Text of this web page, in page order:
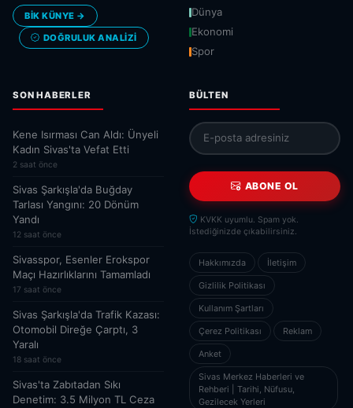
BİK KÜNYE →
DOĞRULUK ANALIZI
Dünya
Ekonomi
Spor
SON HABERLER
Kene Isırması Can Aldı: Ünyeli
Kadın Sivas'ta Vefat Etti
2 saat önce
Sivas Şarkışla'da Buğday
Tarlası Yangını: 20 Dönüm
Yandı
12 saat önce
Sivasspor, Esenler Erokspor
Maçı Hazırlıklarını Tamamladı
17 saat önce
Sivas Şarkışla'da Trafik Kazası:
Otomobil Direğe Çarptı, 3
Yaralı
18 saat önce
Sivas'ta Zabıtadan Sıkı
Denetim: 3.5 Milyon TL Ceza
BÜLTEN
ABONE OL
KVKK uyumlu. Spam yok.
İstediğinizde çıkabilirsiniz.
Hakkımızda İletişim
Gizlilik Politikası
Kullanım Şartları
Çerez Politikası Reklam
Anket
Sivas Merkez Haberleri ve
Rehberi | Tarihi, Nüfusu,
Gezilecek Yerleri